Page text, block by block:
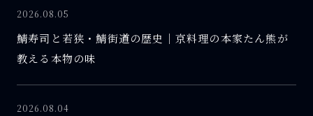
2026.08.05
鯖寿司と若狭・鯖街道の歴史｜京料理の本家たん熊が
教える本物の味
2026.08.04